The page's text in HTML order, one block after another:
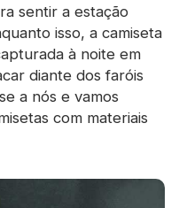
sentir a estação
isso, a camiseta
à noite em
diante dos faróis
a nós e vamos
com materiais